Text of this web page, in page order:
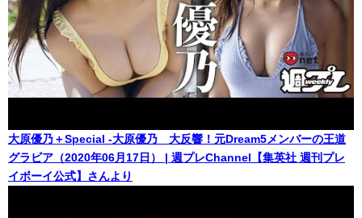
大原優乃＋Special -大原優乃 大反響！元Dream5メンバーの王道
グラビア（2020年06月17日） | 週プレChannel【集英社 週刊プレ
イボーイ公式】さんより